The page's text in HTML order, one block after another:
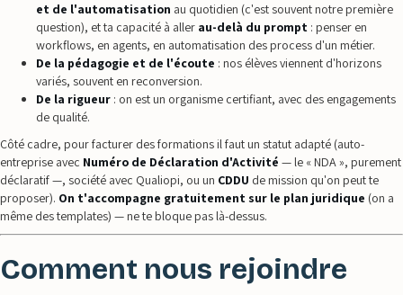
et de l'automatisation au quotidien (c'est souvent notre première
question), et ta capacité à aller au-delà du prompt : penser en
workflows, en agents, en automatisation des process d'un métier.
De la pédagogie et de l'écoute : nos élèves viennent d'horizons
variés, souvent en reconversion.
De la rigueur : on est un organisme certifiant, avec des engagements
de qualité.
Côté cadre, pour facturer des formations il faut un statut adapté (auto-
entreprise avec Numéro de Déclaration d'Activité — le « NDA », purement
déclaratif —, société avec Qualiopi, ou un CDDU de mission qu'on peut te
proposer). On t'accompagne gratuitement sur le plan juridique (on a
même des templates) — ne te bloque pas là-dessus.
Comment nous rejoindre